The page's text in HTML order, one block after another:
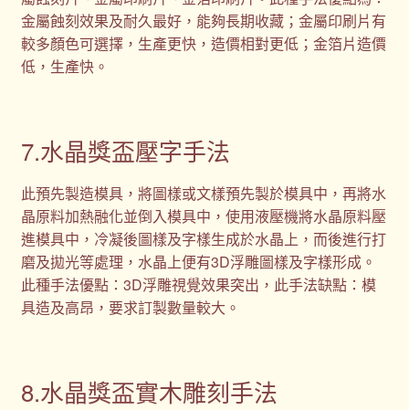
金屬蝕刻效果及耐久最好，能夠長期收藏；金屬印刷片有
較多顏色可選擇，生產更快，造價相對更低；金箔片造價
低，生產快。
7.水晶獎盃壓字手法
此預先製造模具，將圖樣或文樣預先製於模具中，再將水
晶原料加熱融化並倒入模具中，使用液壓機將水晶原料壓
進模具中，冷凝後圖樣及字樣生成於水晶上，而後進行打
磨及拋光等處理，水晶上便有3D浮雕圖樣及字樣形成。
此種手法優點：3D浮雕視覺效果突出，此手法缺點：模
具造及高昂，要求訂製數量較大。
8.水晶獎盃實木雕刻手法